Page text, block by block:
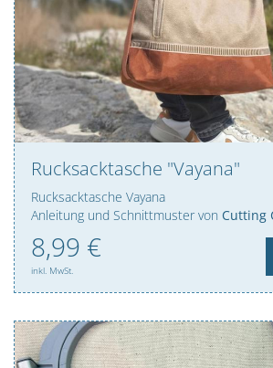
Rucksacktasche "Vayana"
Rucksacktasche Vayana
Anleitung und Schnittmuster von Cutting
8,99 €
inkl. MwSt.